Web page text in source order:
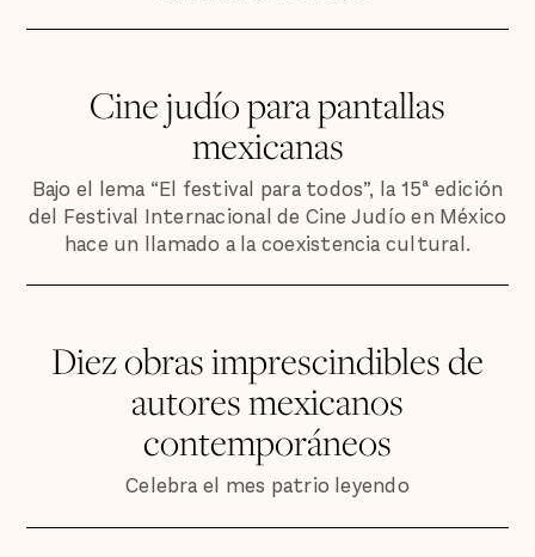
Cine judío para pantallas
mexicanas
Bajo el lema “El festival para todos”, la 15ª edición
del Festival Internacional de Cine Judío en México
hace un llamado a la coexistencia cultural.
Diez obras imprescindibles de
autores mexicanos
contemporáneos
Celebra el mes patrio leyendo